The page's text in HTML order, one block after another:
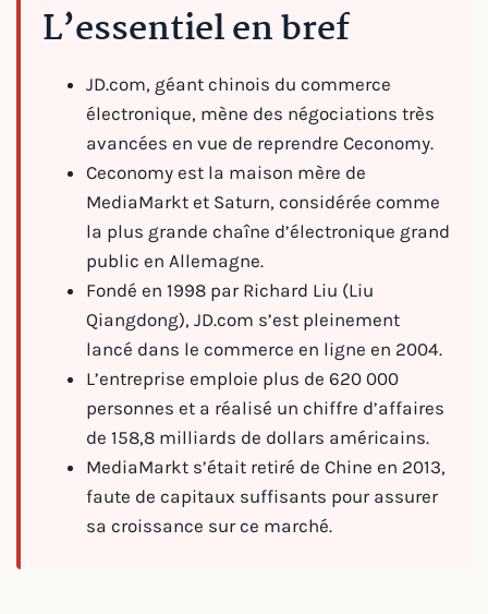
L’essentiel en bref
JD.com, géant chinois du commerce
électronique, mène des négociations très
avancées en vue de reprendre Ceconomy.
Ceconomy est la maison mère de
MediaMarkt et Saturn, considérée comme
la plus grande chaîne d’électronique grand
public en Allemagne.
Fondé en 1998 par Richard Liu (Liu
Qiangdong), JD.com s’est pleinement
lancé dans le commerce en ligne en 2004.
L’entreprise emploie plus de 620 000
personnes et a réalisé un chiffre d’affaires
de 158,8 milliards de dollars américains.
MediaMarkt s’était retiré de Chine en 2013,
faute de capitaux suffisants pour assurer
sa croissance sur ce marché.